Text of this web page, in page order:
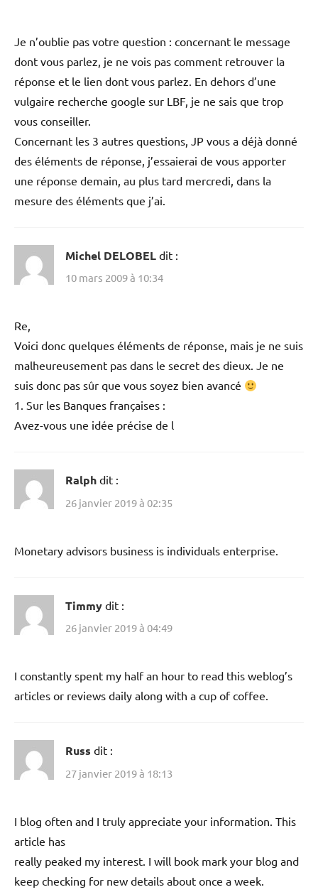
Je n’oublie pas votre question : concernant le message
dont vous parlez, je ne vois pas comment retrouver la
réponse et le lien dont vous parlez. En dehors d’une
vulgaire recherche google sur LBF, je ne sais que trop
vous conseiller.
Concernant les 3 autres questions, JP vous a déjà donné
des éléments de réponse, j’essaierai de vous apporter
une réponse demain, au plus tard mercredi, dans la
mesure des éléments que j’ai.
Michel DELOBEL dit :
10 mars 2009 à 10:34
Re,
Voici donc quelques éléments de réponse, mais je ne suis
malheureusement pas dans le secret des dieux. Je ne
suis donc pas sûr que vous soyez bien avancé
1. Sur les Banques françaises :
Avez-vous une idée précise de l
Ralph dit :
26 janvier 2019 à 02:35
Monetary advisors business is individuals enterprise.
Timmy dit :
26 janvier 2019 à 04:49
I constantly spent my half an hour to read this weblog’s
articles or reviews daily along with a cup of coffee.
Russ dit :
27 janvier 2019 à 18:13
I blog often and I truly appreciate your information. This
article has
really peaked my interest. I will book mark your blog and
keep checking for new details about once a week.